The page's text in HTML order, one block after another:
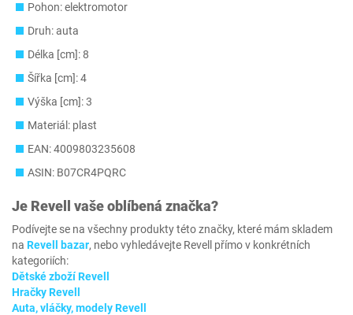
Pohon: elektromotor
Druh: auta
Délka [cm]: 8
Šířka [cm]: 4
Výška [cm]: 3
Materiál: plast
EAN: 4009803235608
ASIN: B07CR4PQRC
Je Revell vaše oblíbená značka?
Podívejte se na všechny produkty této značky, které mám skladem
na Revell bazar, nebo vyhledávejte Revell přímo v konkrétních
kategoriích:
Dětské zboží Revell
Hračky Revell
Auta, vláčky, modely Revell